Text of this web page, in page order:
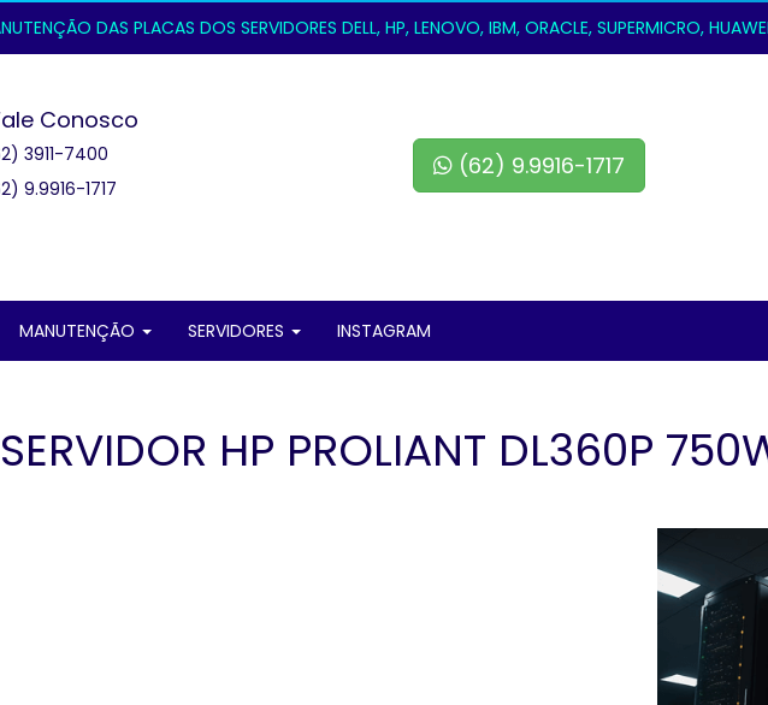
DAS PLACAS DOS SERVIDORES DELL, HP, LENOVO, IBM, ORACLE, SUPERMICRO,
Conosco
3911-7400
9.9916-1717
(62) 9.9916-1717
MANUTENÇÃO SERVIDORES INSTAGRAM
HP PROLIANT DL360P